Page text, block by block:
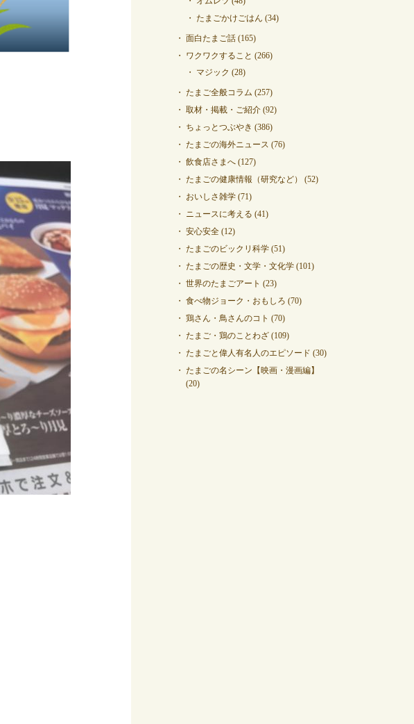
たまごかけごはん (34)
面白たまご話 (165)
ワクワクすること (266)
マジック (28)
たまご全般コラム (257)
取材・掲載・ご紹介 (92)
ちょっとつぶやき (386)
たまごの海外ニュース (76)
飲食店さまへ (127)
たまごの健康情報（研究など）
(52)
おいしさ雑学 (71)
ニュースに考える (41)
安心安全 (12)
たまごのビックリ科学 (51)
たまごの歴史・文学・文化学 (101)
世界のたまごアート (23)
食べ物ジョーク・おもしろ (70)
鶏さん・鳥さんのコト (70)
たまご・鶏のことわざ (109)
たまごと偉人有名人のエピソード (30)
たまごの名シーン【映画・漫画編】
(20)